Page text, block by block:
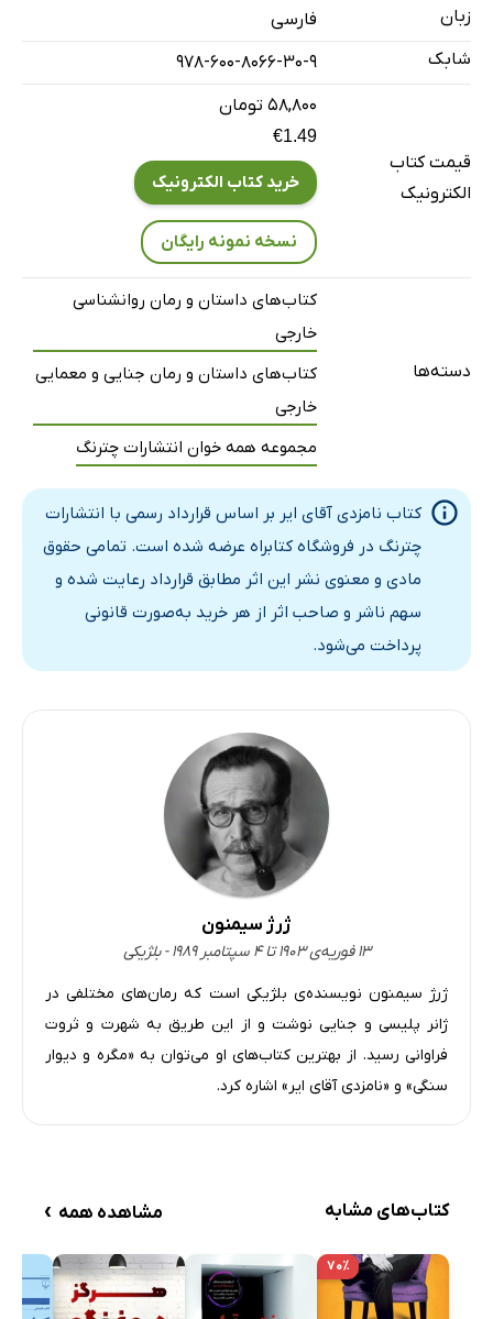
زبان
فارسی
شابک
978-600-8066-30-9
قیمت کتاب
الکترونیک
۵۸,۸۰۰ تومان
€1.49
خرید کتاب الکترونیک
نسخه نمونه رایگان
دسته‌ها
کتاب‌های داستان و رمان روانشناسی
خارجی
کتاب‌های داستان و رمان جنایی و معمایی
خارجی
مجموعه همه خوان انتشارات چترنگ
کتاب نامزدی آقای ایر بر اساس قرارداد رسمی با انتشارات
چترنگ در فروشگاه کتابراه عرضه شده است. تمامی حقوق
مادی و معنوی نشر این اثر مطابق قرارداد رعایت شده و
سهم ناشر و صاحب اثر از هر خرید به‌صورت قانونی
پرداخت می‌شود.
ژرژ سیمنون
۱۳ فوریه‌ی ۱۹۰۳ تا ۴ سپتامبر ۱۹۸۹ - بلژیکی
ژرژ سیمنون نویسنده‌ی بلژیکی است که رمان‌های مختلفی در
ژانر پلیسی و جنایی نوشت و از این طریق به شهرت و ثروت
فراوانی رسید. از بهترین کتاب‌های او می‌توان به «مگره و دیوار
سنگی» و «نامزدی آقای ایر» اشاره کرد.
کتاب‌های مشابه مشاهده همه ›
۷۰٪